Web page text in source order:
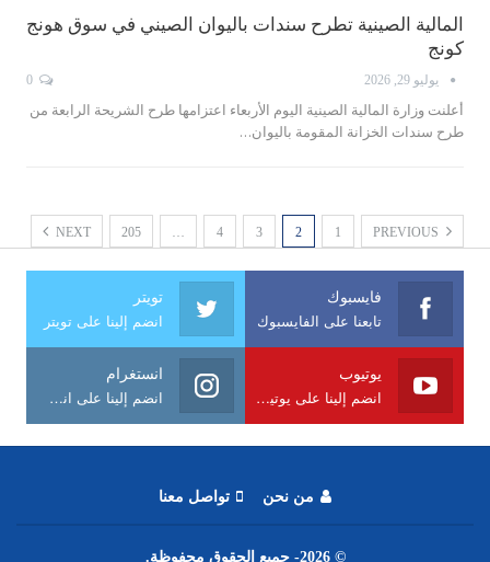
المالية الصينية تطرح سندات باليوان الصيني في سوق ​هونج
كونج ⁠
يوليو 29, 2026
أعلنت وزارة المالية ​الصينية ⁠اليوم الأربعاء اعتزامها طرح ‌الشريحة الرابعة من
طرح سندات الخزانة المقومة باليوان…
1
2
3
4
205
NEXT
فايسبوك
تابعنا على الفايسبوك
تويتر
انضم إلينا على تويتر
يوتيوب
انضم إلينا على يوتيوب
انستغرام
انضم إلينا على انستغرام
من نحن تواصل معنا
© 2026- جميع الحقوق محفوظة.